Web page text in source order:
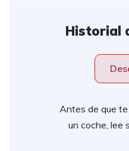
Historial
Antes de que
un coche, lee